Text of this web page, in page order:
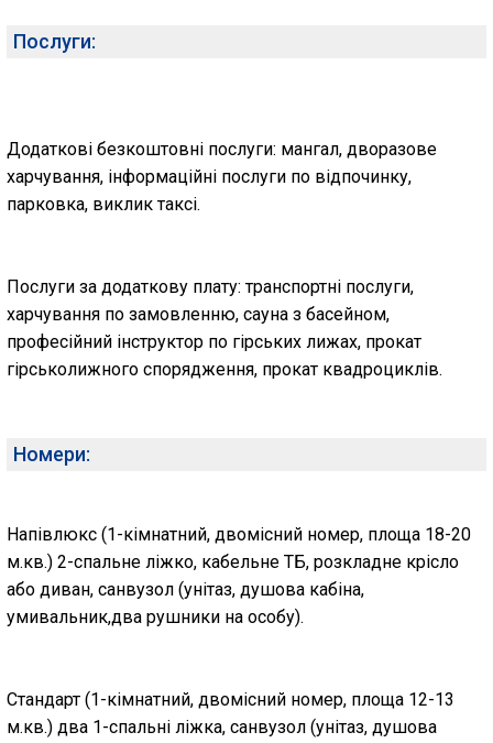
Послуги:
Додаткові безкоштовні послуги: мангал, дворазове
харчування, інформаційні послуги по відпочинку,
парковка, виклик таксі.
Послуги за додаткову плату: транспортні послуги,
харчування по замовленню, сауна з басейном,
професійний інструктор по гірських лижах, прокат
гірськолижного спорядження, прокат квадроциклів.
Номери:
Напівлюкс (1-кімнатний, двомісний номер, площа 18-20
м.кв.) 2-спальне ліжко, кабельне ТБ, розкладне крісло
або диван, санвузол (унітаз, душова кабіна,
умивальник,два рушники на особу).
Стандарт (1-кімнатний, двомісний номер, площа 12-13
м.кв.) два 1-спальні ліжка, санвузол (унітаз, душова